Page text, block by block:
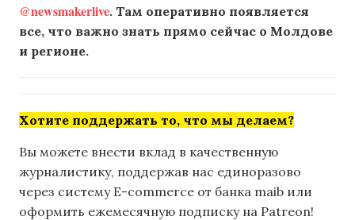
@newsmakerlive. Там оперативно появляется
все, что важно знать прямо сейчас о Молдове
и регионе.
Хотите поддержать то, что мы делаем?
Вы можете внести вклад в качественную
журналистику, поддержав нас единоразово
через систему E-commerce от банка maib или
оформить ежемесячную подписку на Patreon!